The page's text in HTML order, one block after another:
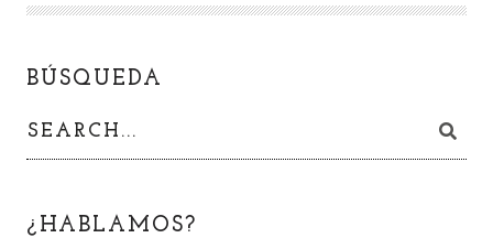
BÚSQUEDA
¿HABLAMOS?